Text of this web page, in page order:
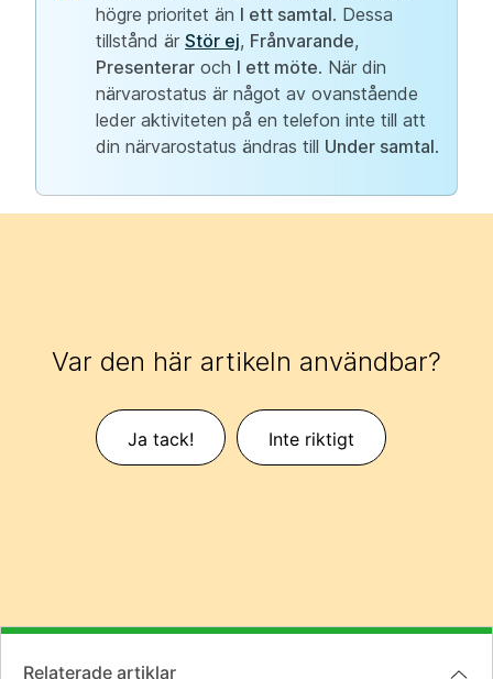
högre prioritet än I ett samtal. Dessa
tillstånd är Stör ej, Frånvarande,
Presenterar och I ett möte. När din
närvarostatus är något av ovanstående
leder aktiviteten på en telefon inte till att
din närvarostatus ändras till Under samtal.
Var den här artikeln användbar?
Ja tack! Inte riktigt
Relaterade artiklar